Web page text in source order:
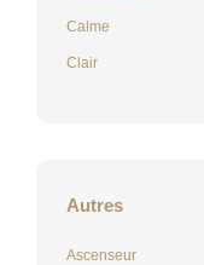
Calme
Clair
Autres
Ascenseur